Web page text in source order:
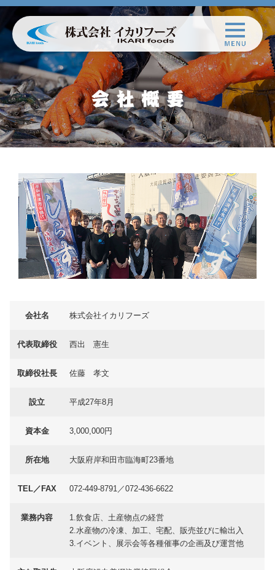
会社名 株式会社イカリフーズ
代表取締役 西出 憲生
取締役社長 佐藤 孝文
設立 平成27年8月
資本金 3,000,000円
所在地 大阪府岸和田市臨海町23番地
TEL／FAX 072-449-8791／072-436-6622
業務内容
1.飲食店、土産物点の経営
2.水産物の冷凍、加工、宅配、販売並びに輸出入
3.イベント、展示会等各種催事の企画及び運営他